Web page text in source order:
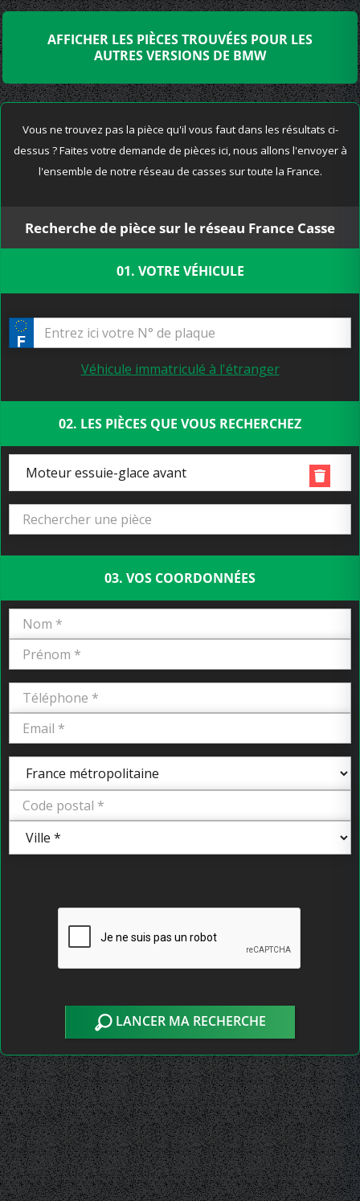
AFFICHER LES PIÈCES TROUVÉES POUR LES
AUTRES VERSIONS DE BMW
Vous ne trouvez pas la pièce qu'il vous faut dans les résultats ci-
dessus ? Faites votre demande de pièces ici, nous allons l'envoyer à
l'ensemble de notre réseau de casses sur toute la France.
Recherche de pièce sur le réseau France Casse
01. VOTRE VÉHICULE
Véhicule immatriculé à l'étranger
02. LES PIÈCES QUE VOUS RECHERCHEZ
Moteur essuie-glace avant
03. VOS COORDONNÉES
LANCER MA RECHERCHE